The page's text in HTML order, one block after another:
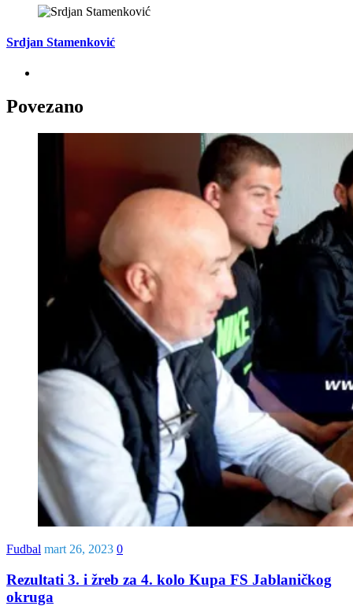
Srdjan Stamenković
Povezano
Fudbal mart 26, 2023 0
Rezultati 3. i žreb za 4. kolo Kupa FS Jablaničkog
okruga